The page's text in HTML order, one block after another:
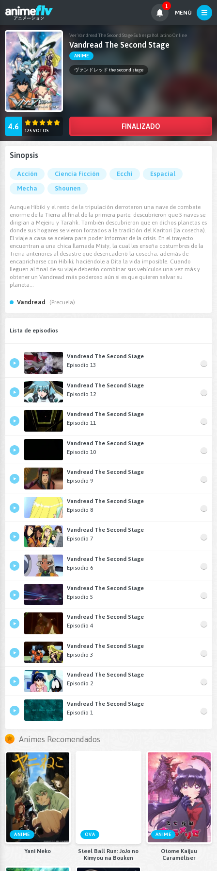
1
MENÚ
Ver Vandread The Second Stage Sub español latino Online
Vandread The Second Stage
ANIME
ヴァンドレッド the second stage
4.6 125 VOTOS
FINALIZADO
Sinopsis
Acción Ciencia Ficción Ecchi
Espacial
Mecha
Shounen
Aunque Hibiki y el resto de la tripulación derrotaron una nave de combate
enorme de la Tierra al final de la primera parte, descubrieron que 5 naves se
dirigían a Mejeiru y Tarahk. También descubrieron que en dichos planetas es
donde sus hogares se vieron forzados a la tradición del Karitori (la cosecha).
El viaje a casa se acelera para poder informar de la crisis. En el trayecto
encuentran a una chica llamada Misty, la cual les enseña costumbres de la
Tierra anteriores al desastre que desencadenó la cosecha, además de
encapricharse con Hibiki; haciéndole a Dita la vida imposible. Cuando
lleguen al final de su viaje deberán combinar sus vehículos una vez más y
obtener un Vandread más poderoso aún si es que quieren salvar su
planeta...
Vandread (Precuela)
Lista de episodios
Vandread The Second Stage
Episodio 13
Vandread The Second Stage
Episodio 12
Vandread The Second Stage
Episodio 11
Vandread The Second Stage
Episodio 10
Vandread The Second Stage
Episodio 9
Vandread The Second Stage
Episodio 8
Vandread The Second Stage
Episodio 7
Vandread The Second Stage
Episodio 6
Vandread The Second Stage
Episodio 5
Vandread The Second Stage
Episodio 4
Vandread The Second Stage
Episodio 3
Vandread The Second Stage
Episodio 2
Vandread The Second Stage
Episodio 1
Animes Recomendados
ANIME
Yani Neko
OVA
Steel Ball Run: JoJo no
Kimyou na Bouken
ANIME
Otome Kaijuu
Caraméliser